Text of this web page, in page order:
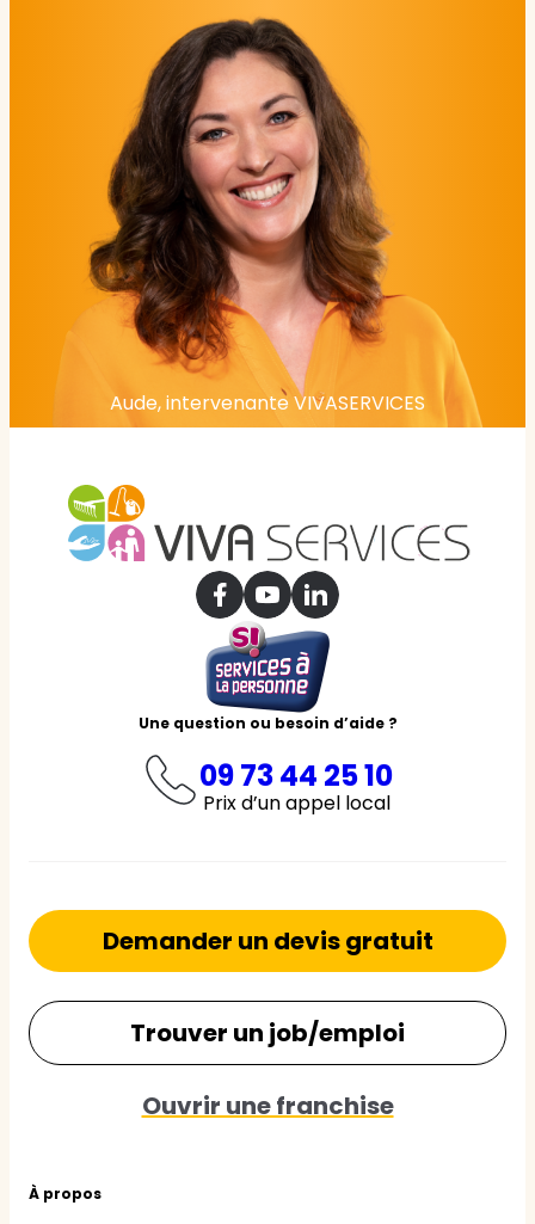
Aude, intervenante VIVASERVICES
Une question ou besoin d’aide ?
09 73 44 25 10
Prix d’un appel local
À propos
Demander un devis gratuit
Trouver un job/emploi
Ouvrir une franchise